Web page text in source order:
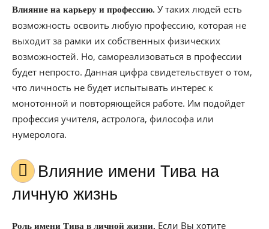
Влияние на карьеру и профессию. У таких людей есть
возможность освоить любую профессию, которая не
выходит за рамки их собственных физических
возможностей. Но, самореализоваться в профессии
будет непросто. Данная цифра свидетельствует о том,
что личность не будет испытывать интерес к
монотонной и повторяющейся работе. Им подойдет
профессия учителя, астролога, философа или
нумеролога.
Влияние имени Тива на
личную жизнь
Роль имени Тива в личной жизни. Если Вы хотите